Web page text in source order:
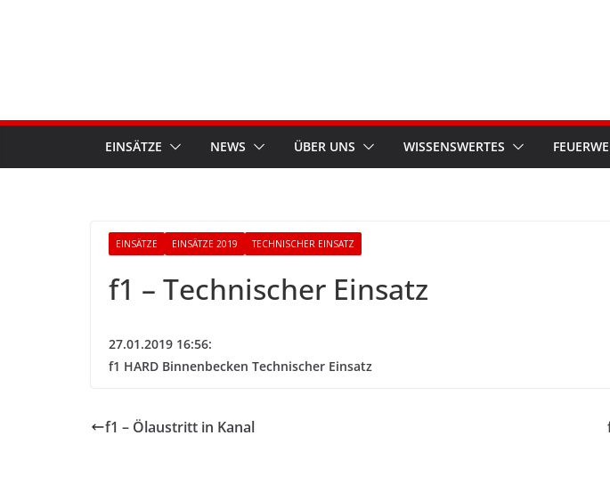
EINSÄTZE NEWS ÜBER UNS WISSENSWERTES
EINSÄTZE EINSÄTZE 2019 TECHNISCHER EINSATZ
f1 – Technischer Einsatz
27.01.2019 16:56:
f1 HARD Binnenbecken Technischer Einsatz
f1 – Ölaustritt in Kanal